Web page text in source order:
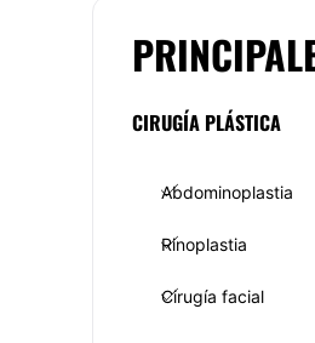
CIRUGÍA PLÁSTICA
Abdominoplastia
Rinoplastia
Cirugía facial